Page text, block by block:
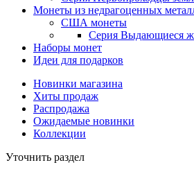
Монеты из недрагоценных
США монеты
Серия Выдающиеся
Наборы монет
Идеи для подарков
Новинки магазина
Хиты продаж
Распродажа
Ожидаемые новинки
Коллекции
Уточнить раздел